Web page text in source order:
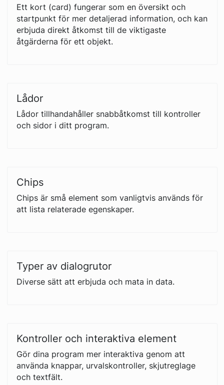
Ett kort (card) fungerar som en översikt och
startpunkt för mer detaljerad information, och kan
erbjuda direkt åtkomst till de viktigaste
åtgärderna för ett objekt.
Lådor
Lådor tillhandahåller snabbåtkomst till kontroller
och sidor i ditt program.
Chips
Chips är små element som vanligtvis används för
att lista relaterade egenskaper.
Typer av dialogrutor
Diverse sätt att erbjuda och mata in data.
Kontroller och interaktiva element
Gör dina program mer interaktiva genom att
använda knappar, urvalskontroller, skjutreglage
och textfält.